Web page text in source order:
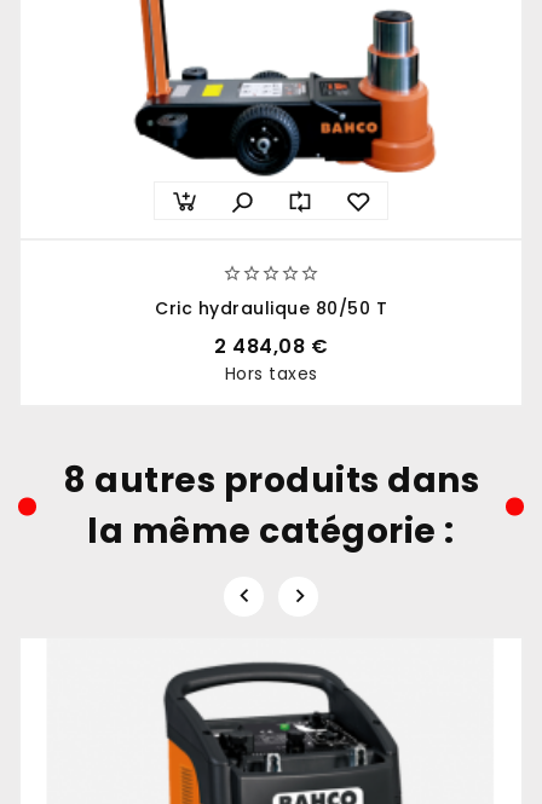

Cric hydraulique 80/50 T
2 484,08 €
Hors taxes
8 autres produits dans
la même catégorie :
 